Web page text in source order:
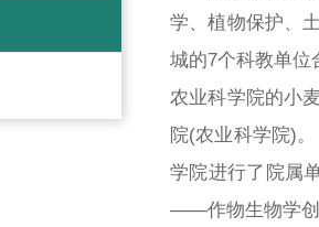
学、植物保护、
城的7个科教单位
农业科学院的小
院(农业科学院)
学院进行了院属
——作物生物学创